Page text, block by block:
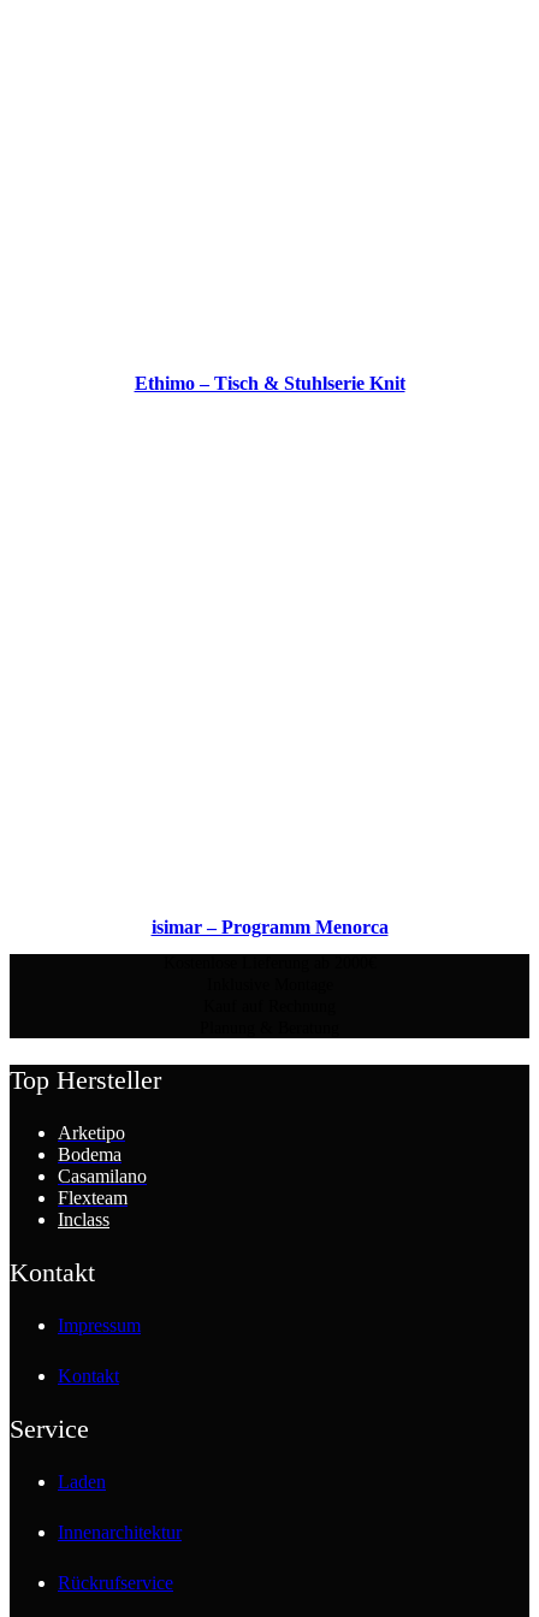
Ethimo – Tisch & Stuhlserie Knit
isimar – Programm Menorca
Top Hersteller
Arketipo
Bodema
Casamilano
Flexteam
Inclass
Kontakt
Impressum
Kontakt
Service
Laden
Innenarchitektur
Rückrufservice